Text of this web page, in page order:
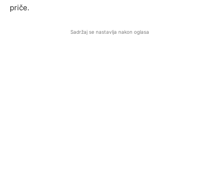
priče.
Sadržaj se nastavlja nakon oglasa